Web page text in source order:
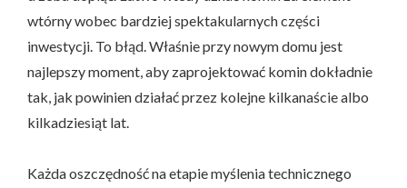
wtórny wobec bardziej spektakularnych części
inwestycji. To błąd. Właśnie przy nowym domu jest
najlepszy moment, aby zaprojektować komin dokładnie
tak, jak powinien działać przez kolejne kilkanaście albo
kilkadziesiąt lat.
Każda oszczędność na etapie myślenia technicznego